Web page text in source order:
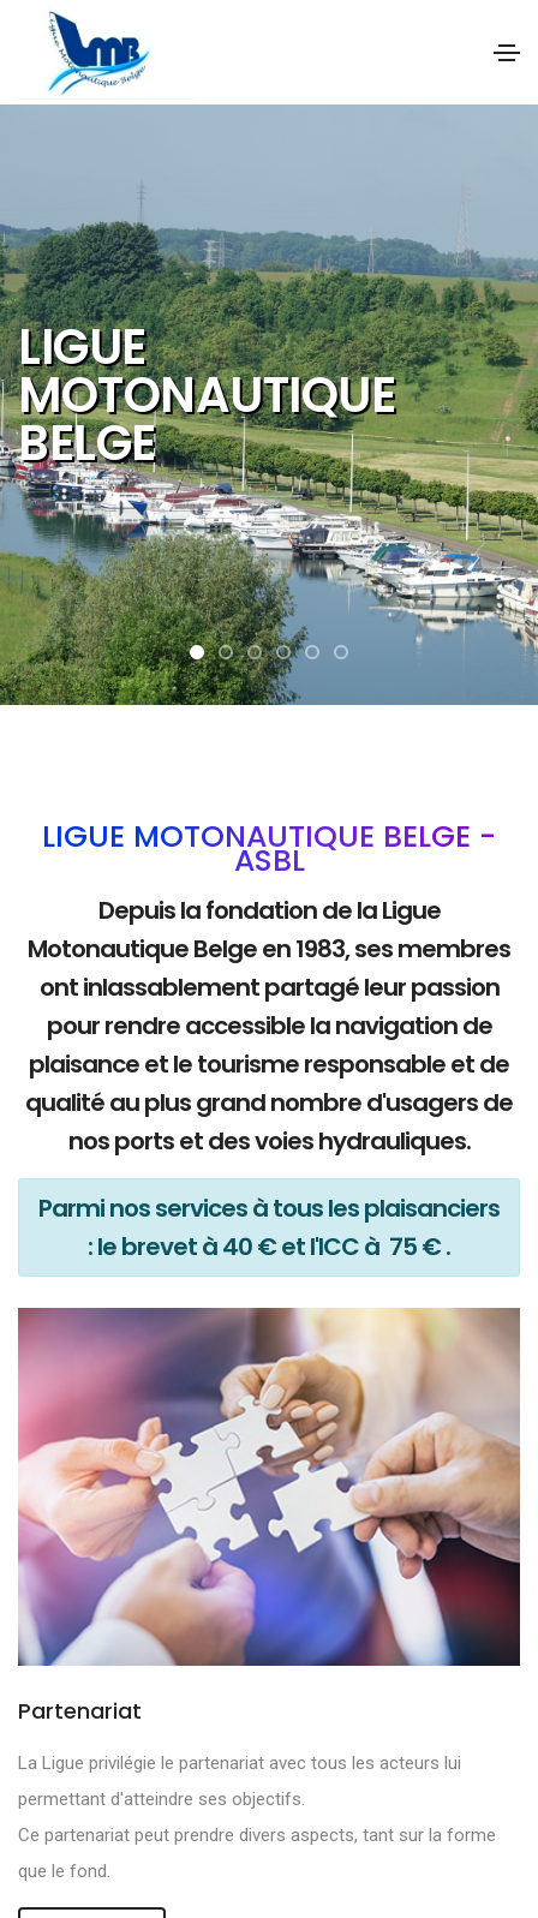
NOS OBJECTIFS SONT
DE PROMOUVOIR ET DE
DEVELOPPER :
Les activités et
sports nautiques
Le tourisme de
qualité
La mobilité douce
LIGUE MOTONAUTIQUE BELGE -
ASBL
Depuis la fondation de la Ligue
Motonautique Belge en 1983, ses membres
ont inlassablement partagé leur passion
pour rendre accessible la navigation de
plaisance et le tourisme responsable et de
qualité au plus grand nombre d'usagers de
nos ports et des voies hydrauliques.
Parmi nos services à tous les plaisanciers
: le brevet à 40 € et l'ICC à 75 € .
Partenariat
La Ligue privilégie le partenariat avec tous les acteurs lui
permettant d'atteindre ses objectifs.
Ce partenariat peut prendre divers aspects, tant sur la forme
que le fond.